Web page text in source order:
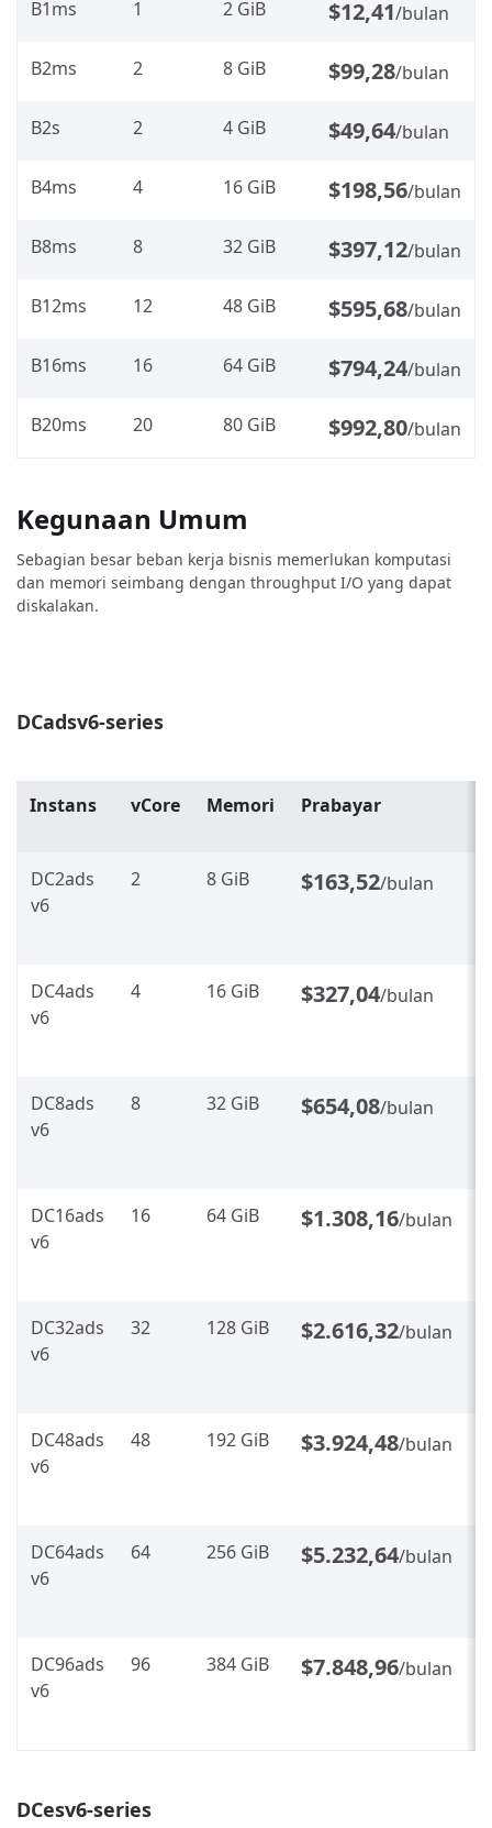
B1ms 1 2 GiB $12,41/bulan
B2ms 2 8 GiB $99,28/bulan
B2s 2 4 GiB $49,64/bulan
B4ms 4 16 GiB $198,56/bulan
B8ms 8 32 GiB $397,12/bulan
B12ms 12 48 GiB $595,68/bulan
B16ms 16 64 GiB $794,24/bulan
B20ms 20 80 GiB $992,80/bulan
Kegunaan Umum
Sebagian besar beban kerja bisnis memerlukan komputasi
dan memori seimbang dengan throughput I/O yang dapat
diskalakan.
DCadsv6-series
Instans vCore Memori Prabayar
DC2ads
v6
2 8 GiB $163,52/bulan
DC4ads
v6
4 16 GiB $327,04/bulan
DC8ads
v6
8 32 GiB $654,08/bulan
DC16ads
v6
16 64 GiB $1.308,16/bulan
DC32ads
v6
32 128 GiB $2.616,32/bulan
DC48ads
v6
48 192 GiB $3.924,48/bulan
DC64ads
v6
64 256 GiB $5.232,64/bulan
DC96ads
v6
96 384 GiB $7.848,96/bulan
DCesv6-series